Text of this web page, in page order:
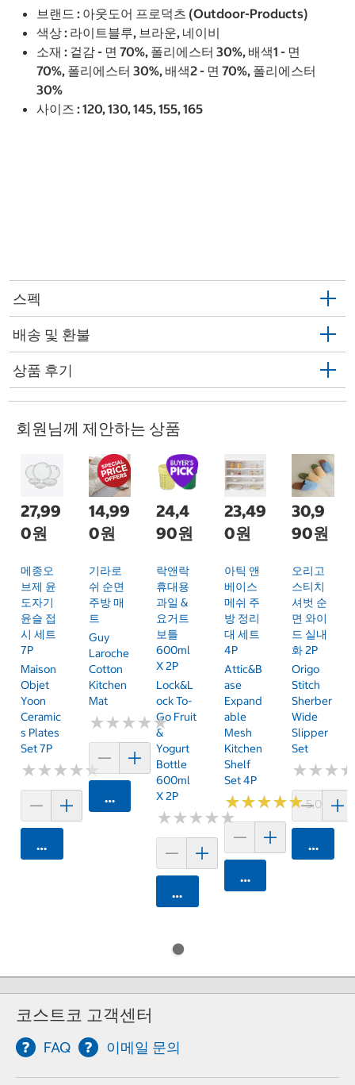
브랜드 : 아웃도어 프로덕츠 (Outdoor-Products)
색상 : 라이트블루, 브라운, 네이비
소재 : 겉감 - 면 70%, 폴리에스터 30%, 배색1 - 면
70%, 폴리에스터 30%, 배색2 - 면 70%, 폴리에스터
30%
사이즈 : 120, 130, 145, 155, 165
스펙
배송 및 환불
상품 후기
회원님께 제안하는 상품
27,99
0원
메종오
브제 윤
도자기
윤슬 접
시 세트
7P
Maison
Objet
Yoon
Ceramic
S Plates
Set 7P
★★★★★
★★★★★
카트에 담기
14,99
0원
기라로
쉬 순면
주방 매
트
Guy
Laroche
Cotton
Kitchen
Mat
★★★★★
★★★★★
카트에 담기
24,4
90원
락앤락
휴대용
과일 &
요거트
보틀
600ml
X 2P
Lock&L
Ock To-
Go Fruit
&
Yogurt
Bottle
600ml
X 2P
★★★★★
★★★★★
카트에 담기
23,49
0원
아틱 앤
베이스
메쉬 주
방 정리
대 세트
4P
Attic&B
Ase
Expand
Able
Mesh
Kitchen
Shelf
Set 4P
★★★★★
★★★★★5.0 (2)
카트에 담기
30,9
90원
오리고
스티치
셔벗 순
면 와이
드 실내
화 2P
Origo
Stitch
Sherber
Wide
Slipper
Set
★★★
★★★
카트에
코스트코 고객센터
FAQ 이메일 문의